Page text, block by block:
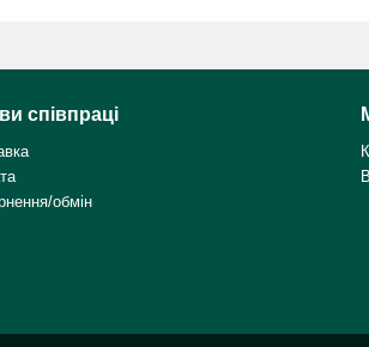
співпраці
обмін